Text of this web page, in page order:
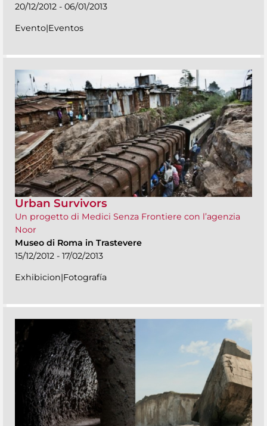
20/12/2012 - 06/01/2013
Evento|Eventos
Urban Survivors
Un progetto di Medici Senza Frontiere con l’agenzia
Noor
Museo di Roma in Trastevere
15/12/2012 - 17/02/2013
Exhibicion|Fotografía